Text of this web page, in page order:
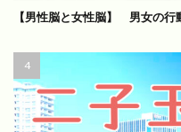
【男性脳と女性脳】 男女の行